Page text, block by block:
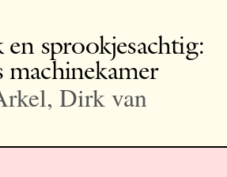
sprookjesachtig:
machinekamer
Dirk van